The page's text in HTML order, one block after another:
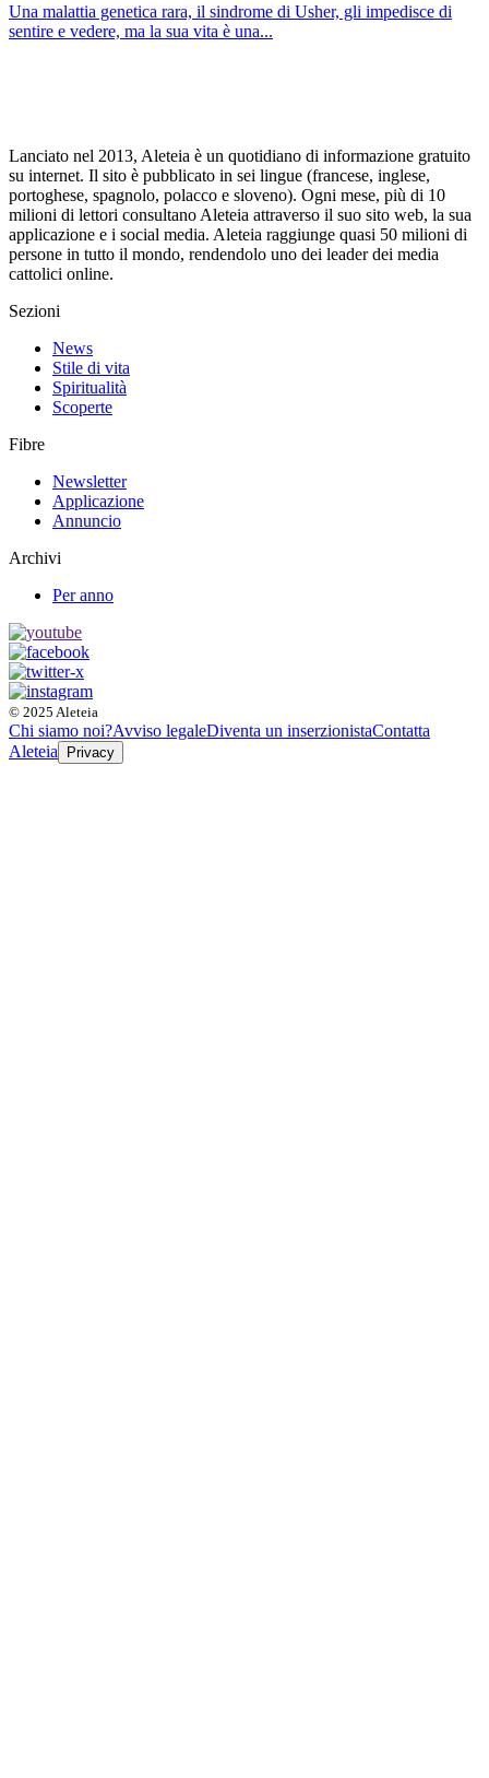
Una malattia genetica rara, il sindrome di Usher, gli impedisce di
sentire e vedere, ma la sua vita è una...
Lanciato nel 2013, Aleteia è un quotidiano di informazione gratuito
su internet. Il sito è pubblicato in sei lingue (francese, inglese,
portoghese, spagnolo, polacco e sloveno). Ogni mese, più di 10
milioni di lettori consultano Aleteia attraverso il suo sito web, la sua
applicazione e i social media. Aleteia raggiunge quasi 50 milioni di
persone in tutto il mondo, rendendolo uno dei leader dei media
cattolici online.
Sezioni
News
Stile di vita
Spiritualità
Scoperte
Fibre
Newsletter
Applicazione
Annuncio
Archivi
Per anno
© 2025 Aleteia
Chi siamo noi?Avviso legaleDiventa un inserzionistaContatta
Aleteia
Privacy